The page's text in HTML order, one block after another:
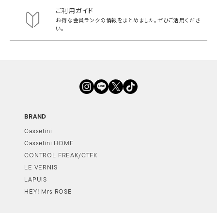
ご利用ガイド
お得な会員ランクの情報をまとめました。ぜひご活用くださ
い。
BRAND
Casselini
Casselini HOME
CONTROL FREAK/CTFK
LE VERNIS
LAPUIS
HEY! Mrs ROSE